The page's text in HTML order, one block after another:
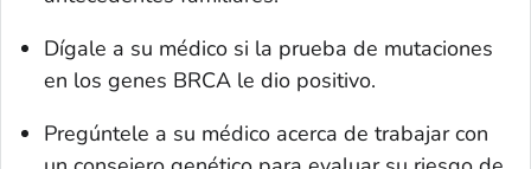
Dígale a su médico si la prueba de mutaciones
en los genes BRCA le dio positivo.
Pregúntele a su médico acerca de trabajar con